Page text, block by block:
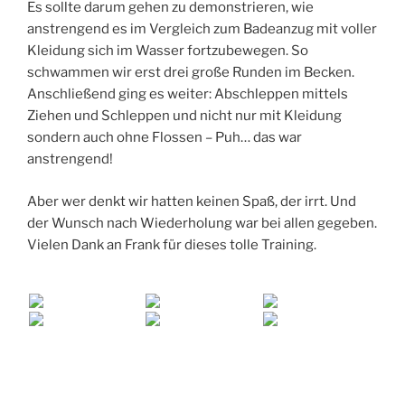
Es sollte darum gehen zu demonstrieren, wie
anstrengend es im Vergleich zum Badeanzug mit voller
Kleidung sich im Wasser fortzubewegen. So
schwammen wir erst drei große Runden im Becken.
Anschließend ging es weiter: Abschleppen mittels
Ziehen und Schleppen und nicht nur mit Kleidung
sondern auch ohne Flossen – Puh… das war
anstrengend!
Aber wer denkt wir hatten keinen Spaß, der irrt. Und
der Wunsch nach Wiederholung war bei allen gegeben.
Vielen Dank an Frank für dieses tolle Training.